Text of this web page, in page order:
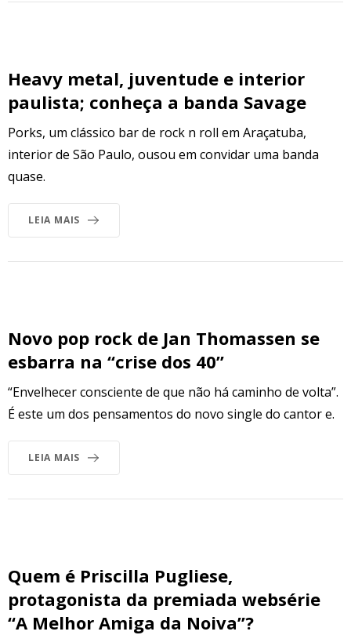
Heavy metal, juventude e interior
paulista; conheça a banda Savage
Porks, um clássico bar de rock n roll em Araçatuba,
interior de São Paulo, ousou em convidar uma banda
quase.
LEIA MAIS
Novo pop rock de Jan Thomassen se
esbarra na “crise dos 40”
“Envelhecer consciente de que não há caminho de volta”.
É este um dos pensamentos do novo single do cantor e.
LEIA MAIS
Quem é Priscilla Pugliese,
protagonista da premiada websérie
“A Melhor Amiga da Noiva”?